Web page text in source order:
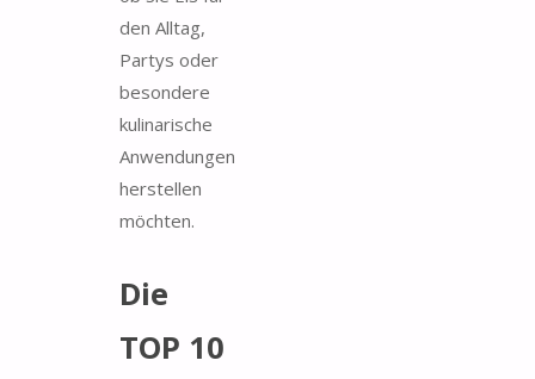
den Alltag,
Partys oder
besondere
kulinarische
Anwendungen
herstellen
möchten.
Die
TOP 10